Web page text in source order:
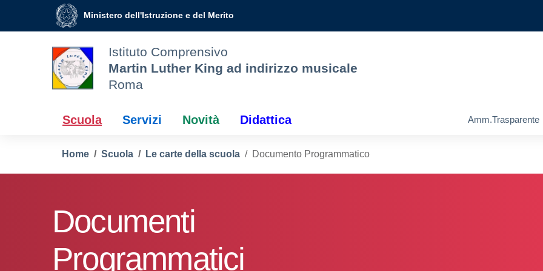
Vai ai contenuti
Vai al menu di navigazione
Ministero dell'Istruzione e del Merito
Istituto Comprensivo
Martin Luther King ad indirizzo musicale
Roma
Scuola Servizi Novità Didattica Amm.Trasparente
Home Scuola Le carte della scuola Documento Programmatico
Documenti
Programmatici